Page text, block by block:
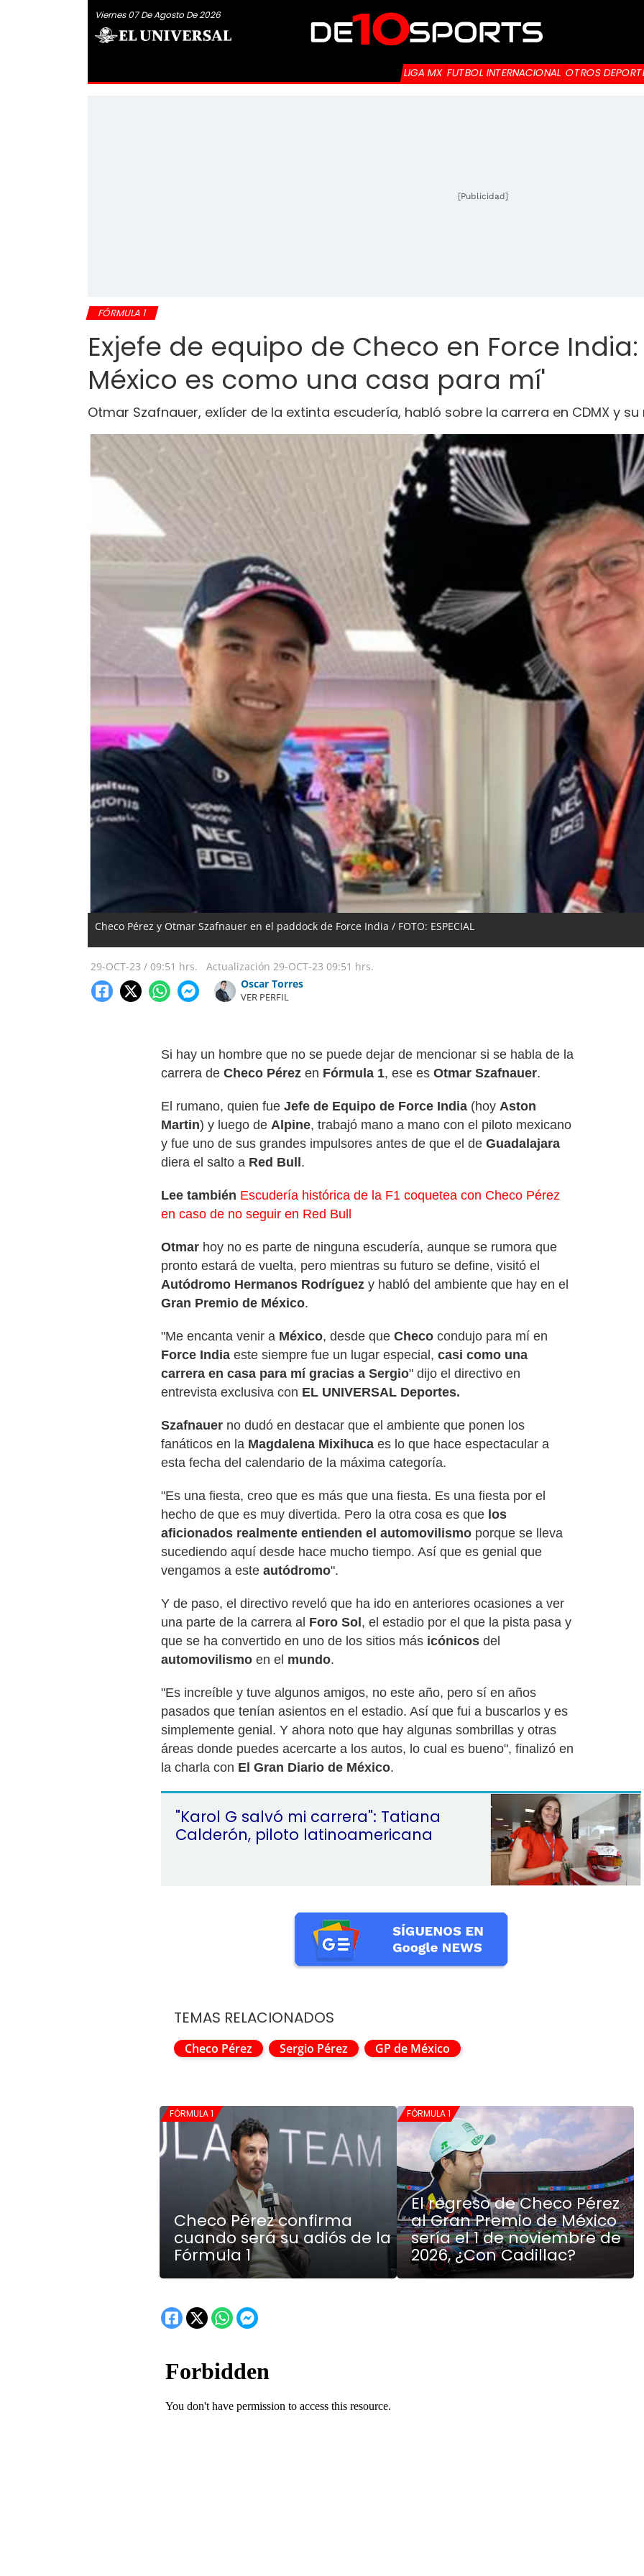
Viernes 07 De Agosto De 2026
LIGA MX FUTBOL INTERNACIONAL OTROS
[Publicidad]
FÓRMULA 1
Exjefe de equipo de Checo en Force
México es como una casa para mí'
Otmar Szafnauer, exlíder de la extinta escudería, habló sobre la carrera en CDMX y
Checo Pérez y Otmar Szafnauer en el paddock de Force India / FOTO: ESPECIAL
29-OCT-23 / 09:51 hrs. Actualización 29-OCT-23 09:51 hrs.
Oscar Torres
VER PERFIL
Si hay un hombre que no se puede dejar de mencionar si se habla de la
carrera de Checo Pérez en Fórmula 1, ese es Otmar Szafnauer.
El rumano, quien fue Jefe de Equipo de Force India (hoy Aston
Martin) y luego de Alpine, trabajó mano a mano con el piloto mexicano
y fue uno de sus grandes impulsores antes de que el de Guadalajara
diera el salto a Red Bull .
Lee también Escudería histórica de la F1 coquetea con Checo Pérez
en caso de no seguir en Red Bull
Otmar hoy no es parte de ninguna escudería, aunque se rumora que
pronto estará de vuelta, pero mientras su futuro se define, visitó el
Autódromo Hermanos Rodríguez y habló del ambiente que hay en el
Gran Premio de México.
"Me encanta venir a México, desde que Checo condujo para mí en
Force India este siempre fue un lugar especial, casi como una
carrera en casa para mí gracias a Sergio" dijo el directivo en
entrevista exclusiva con EL UNIVERSAL Deportes.
Szafnauer no dudó en destacar que el ambiente que ponen los
fanáticos en la Magdalena Mixihuca es lo que hace espectacular a
esta fecha del calendario de la máxima categoría.
"Es una fiesta, creo que es más que una fiesta. Es una fiesta por el
hecho de que es muy divertida. Pero la otra cosa es que los
aficionados realmente entienden el automovilismo porque se lleva
sucediendo aquí desde hace mucho tiempo. Así que es genial que
vengamos a este autódromo".
Y de paso, el directivo reveló que ha ido en anteriores ocasiones a ver
una parte de la carrera al Foro Sol , el estadio por el que la pista pasa y
que se ha convertido en uno de los sitios más icónicos del
automovilismo en el mundo.
"Es increíble y tuve algunos amigos, no este año, pero sí en años
pasados que tenían asientos en el estadio. Así que fui a buscarlos y es
simplemente genial. Y ahora noto que hay algunas sombrillas y otras
áreas donde puedes acercarte a los autos, lo cual es bueno", finalizó en
la charla con El Gran Diario de México.
"Karol G salvó mi carrera": Tatiana
Calderón, piloto latinoamericana
TEMAS RELACIONADOS
Checo Pérez Sergio Pérez GP de México
FÓRMULA 1
Checo Pérez confirma
cuando será su adiós de la
Fórmula 1
FÓRMULA 1
El regreso de Checo Pérez
al Gran Premio de México
sería el 1 de noviembre de
2026, ¿Con Cadillac?